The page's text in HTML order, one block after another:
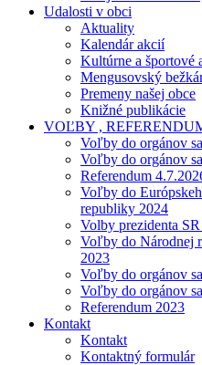
Udalosti v obci
Aktuality
Kalendár akcií
Kultúrne a športové
Mengusovský
Premeny našej obce
Knižné publikácie
VOĽBY ,
Voľby do orgánov
Voľby do orgánov
Referendum
Voľby do
republiky 2024
Volby prezidenta
Voľby do Národnej
2023
Voľby do orgánov
Voľby do orgánov
Referendum 2023
Kontakt
Kontakt
Kontaktný formulár